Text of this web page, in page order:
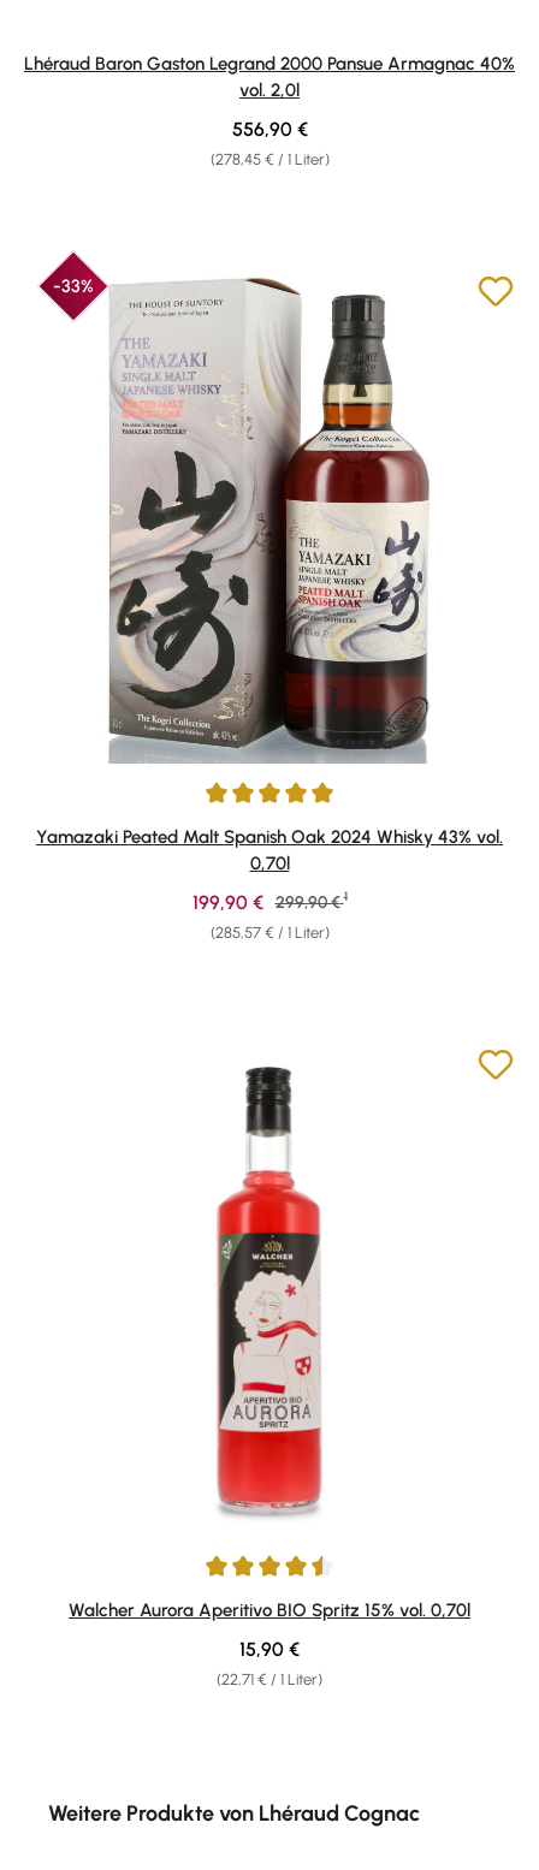
Lhéraud Baron Gaston Legrand 2000 Pansue Armagnac 40%
vol. 2,0l
(278,45 € / 1 Liter)
Regulärer Preis:
556,90 €
-33%
Durchschnittliche Bewertung von 5 von 5 Sternen
Yamazaki Peated Malt Spanish Oak 2024 Whisky 43% vol.
0,70l
(285,57 € / 1 Liter)
Verkaufspreis:
199,90 € Regulärer Preis:
299,90 € 1
Durchschnittliche Bewertung von 4.5 von 5 Sternen
Walcher Aurora Aperitivo BIO Spritz 15% vol. 0,70l
(22,71 € / 1 Liter)
Regulärer Preis:
15,90 €
Weitere Produkte von Lhéraud Cognac